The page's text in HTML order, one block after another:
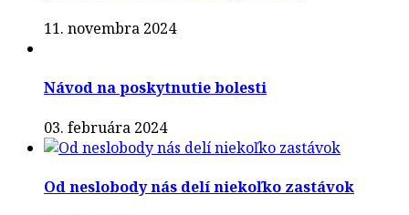
11. novembra 2024
Návod na poskytnutie bolesti
03. februára 2024
Od neslobody nás delí niekoľko zastávok